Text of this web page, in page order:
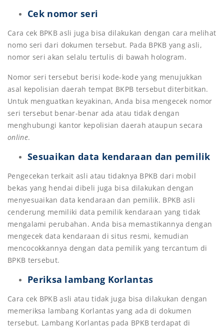
Cek nomor seri
Cara cek BPKB asli juga bisa dilakukan dengan cara melihat
nomo seri dari dokumen tersebut. Pada BPKB yang asli,
nomor seri akan selalu tertulis di bawah hologram.
Nomor seri tersebut berisi kode-kode yang menujukkan
asal kepolisian daerah tempat BKPB tersebut diterbitkan.
Untuk menguatkan keyakinan, Anda bisa mengecek nomor
seri tersebut benar-benar ada atau tidak dengan
menghubungi kantor kepolisian daerah ataupun secara
online.
Sesuaikan data kendaraan dan pemilik
Pengecekan terkait asli atau tidaknya BPKB dari mobil
bekas yang hendai dibeli juga bisa dilakukan dengan
menyesuaikan data kendaraan dan pemilik. BPKB asli
cenderung memiliki data pemilik kendaraan yang tidak
mengalami perubahan. Anda bisa memastikannya dengan
mengecek data kendaraan di situs resmi, kemudian
mencocokkannya dengan data pemilik yang tercantum di
BPKB tersebut.
Periksa lambang Korlantas
Cara cek BPKB asli atau tidak juga bisa dilakukan dengan
memeriksa lambang Korlantas yang ada di dokumen
tersebut. Lambang Korlantas pada BPKB terdapat di